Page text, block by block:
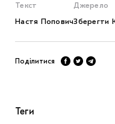
Текст
Настя Попович
Джерело
Зберегти
Поділитися
Теги